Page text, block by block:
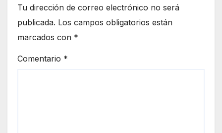
Tu dirección de correo electrónico no será
publicada. Los campos obligatorios están
marcados con *
Comentario *